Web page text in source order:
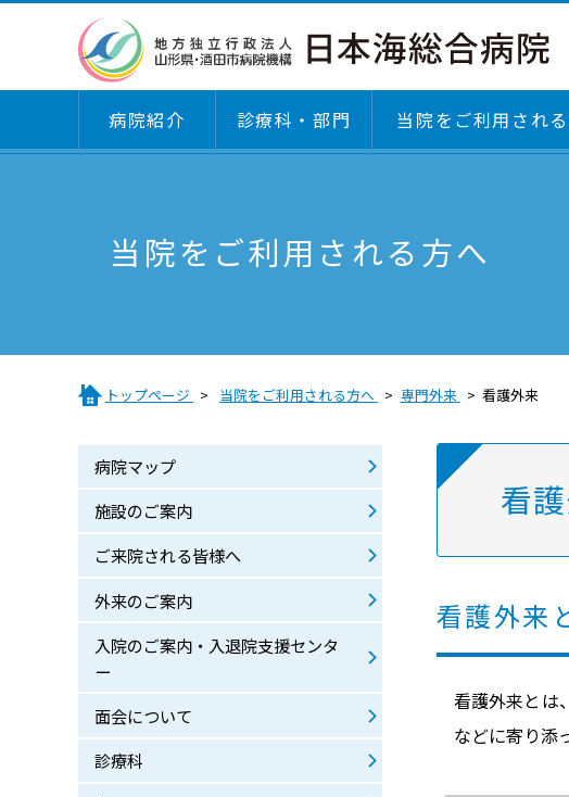
病院紹介
病院紹介
「説明と同意」に関するガイドライン
厚生労働大臣が定める掲示事項
診療科・部門
診療科・部門
当院をご利用され
当院をご利用される方へ
外来のご案内
診療科
医療費後払いサービスについて
地域連携クリティカルパスのご案内
オンライン診療のご案内
暴言・暴力・迷惑行為への対応について
医療関係者の皆さまへ
施設基準届出一覧
臨床評価指標（クリニカルインディケーター）
当院をご利用される方へ
トップページ 当院をご利用される方へ 専門外来 看護外来
看
看護外来
看護外来とは
などに寄り添
病院マップ
施設のご案内
ご来院される皆様へ
外来のご案内
入院のご案内・入退院支援センタ
ー
面会について
診療科